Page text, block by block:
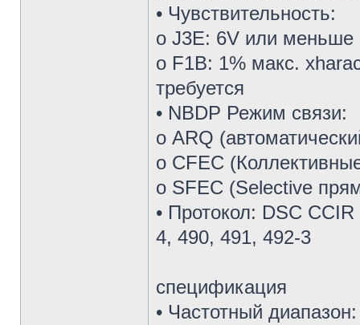
• Чувствительность:
о J3E: 6V или меньше
о F1B: 1% макс.
требуется
• NBDP Режим связи:
о ARQ
о CFEC
о SFEC (Selective
• Протокол: DSC
4, 490, 491, 492-3
спецификация
• Частотный